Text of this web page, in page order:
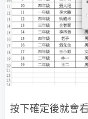
按下確定後就會